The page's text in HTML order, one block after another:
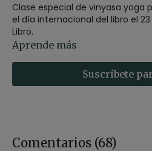
Clase especial de vinyasa yoga
el día internacional del libro el
Libro.
Si te interesa, puedes leer el
Aprende más
Suscríbete
Comentarios (68)